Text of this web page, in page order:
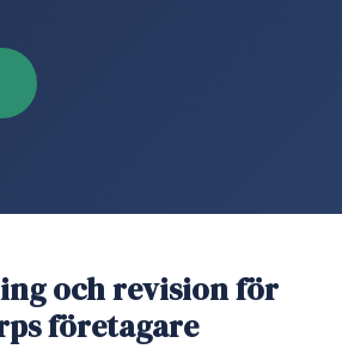
och revision för
företagare